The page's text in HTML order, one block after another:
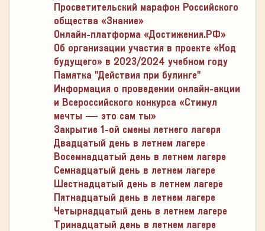
Просветительский марафон Российского
общества «Знание»
Онлайн-платформа «Достижения.РФ»
Об организации участия в проекте «Код
будущего» в 2023/2024 учебном году
Памятка "Действия при булинге"
Информация о проведении онлайн-акции
и Всероссийского конкурса «Стимул
мечты — это сам ты»
Закрытие 1-ой смены летнего лагеря
Двадцатый день в летнем лагере
Восемнадцатый день в летнем лагере
Семнадцатый день в летнем лагере
Шестнадцатый день в летнем лагере
Пятнадцатый день в летнем лагере
Четырнадцатый день в летнем лагере
Тринадцатый день в летнем лагере